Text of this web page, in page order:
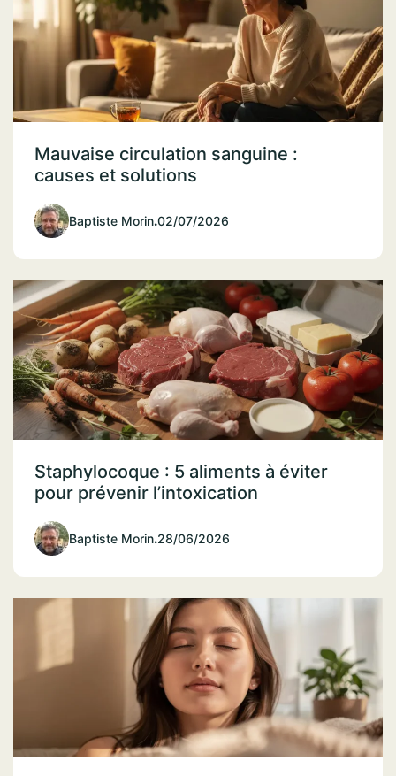
Mauvaise circulation sanguine :
causes et solutions
Baptiste Morin.02/07/2026
Staphylocoque : 5 aliments à éviter
pour prévenir l’intoxication
Baptiste Morin.28/06/2026